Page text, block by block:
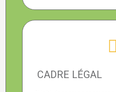
CADRE LÉGAL